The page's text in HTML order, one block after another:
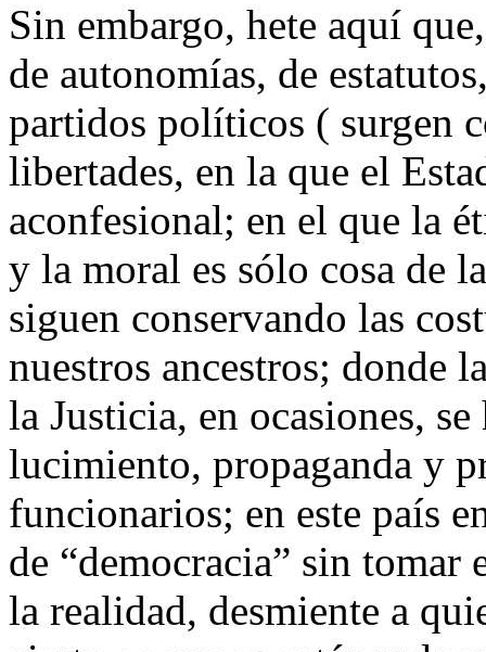
Sin embargo, hete aquí
de autonomías, de
partidos políticos ( surgen
libertades, en la que el
aconfesional; en el que la
y la moral es sólo cosa de
siguen conservando las
nuestros ancestros; donde
la Justicia, en ocasiones,
lucimiento, propaganda y
funcionarios; en este país
de “democracia” sin tomar
la realidad, desmiente a